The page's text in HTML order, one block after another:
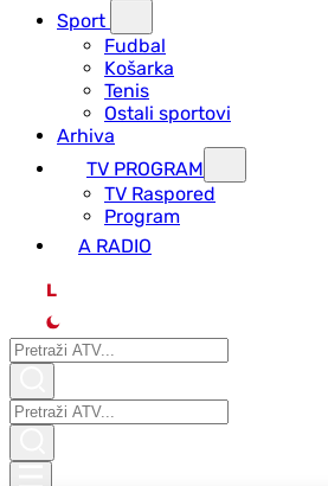
Sport
Fudbal
Košarka
Tenis
Ostali sportovi
Arhiva
TV PROGRAM
ТV Raspored
Program
A RADIO
L